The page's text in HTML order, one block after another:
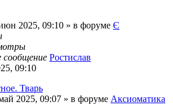
2025, 09:10 » в форуме Є
сообщение Ростислав
09:10
Тварь
2025, 09:07 » в форуме Аксиоматика